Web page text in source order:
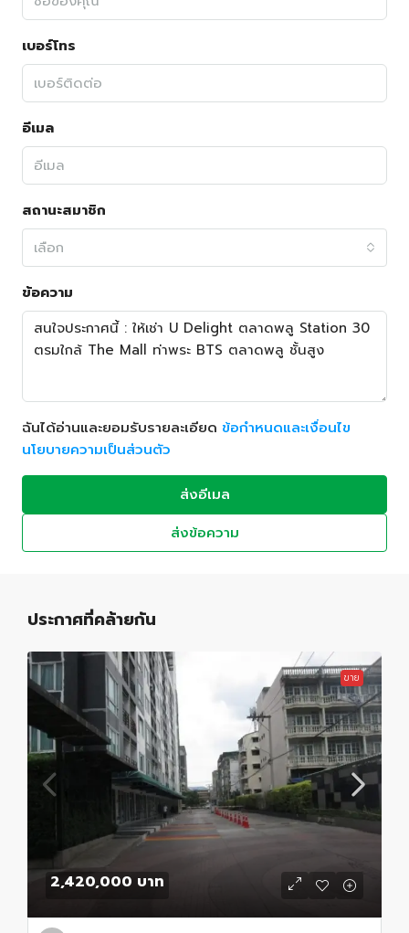
เบอร์โทร
อีเมล
สถานะสมาชิก
เลือก
ข้อความ
ฉันได้อ่านและยอมรับรายละเอียด ข้อกำหนดและเงื่อนไข
นโยบายความเป็นส่วนตัว
ส่งอีเมล
ส่งข้อความ
ประกาศที่คล้ายกัน
ขาย
2,420,000 บาท